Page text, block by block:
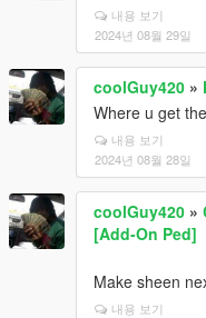
내용 보기
2024년 08월 29일
coolGuy420 »
Where u get
내용 보기
2024년 08월 28일
coolGuy420 »
[Add-On Ped]
Make sheen
내용 보기